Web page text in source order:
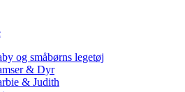
og småbørns legetøj
& Dyr
& Judith